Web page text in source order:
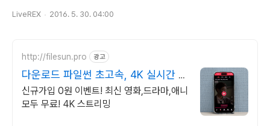
LiveREX 2016. 5. 30. 04:00
http://filesun.pro 광고
다운로드 파일썬 초고속, 4K 실시간 보
기!
신규가입 0원 이벤트! 최신 영화,드라마,애니
모두 무료! 4K 스트리밍